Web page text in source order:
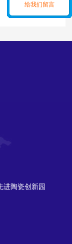
进陶瓷创新园
给我们留言